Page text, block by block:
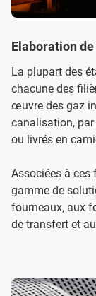
Elaboration
La plupart des
chacune des
œuvre des gaz
canalisation,
ou livrés en
Associées à ces
gamme de
fourneaux, aux
de transfert et